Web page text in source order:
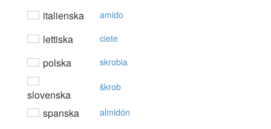
italienska amido
lettiska ciete
polska skrobia
slovenska
škrob
spanska almidón